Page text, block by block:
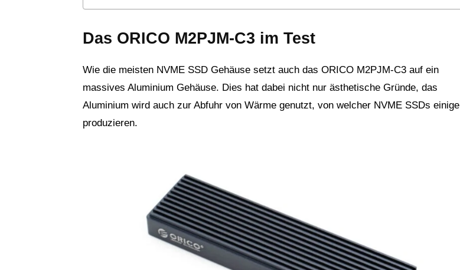
Das ORICO M2PJM-C3 im Test
Wie die meisten NVME SSD Gehäuse setzt auch das ORICO M2PJM-C3 auf ein
massives Aluminium Gehäuse. Dies hat dabei nicht nur ästhetische Gründe, das
Aluminium wird auch zur Abfuhr von Wärme genutzt, von welcher NVME SSDs einige
produzieren.